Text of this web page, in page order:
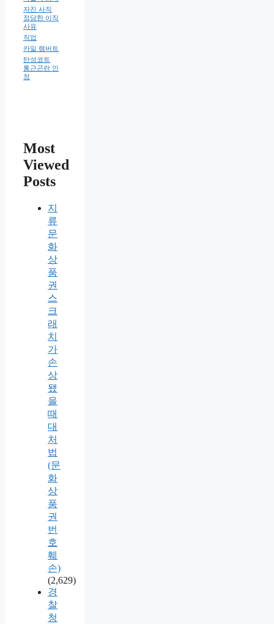
자진 사직
정당한 이직
사유
직업
카일 램버트
탄성코트
통근곤란 인
정
Most
Viewed
Posts
지
류
문
화
상
품
권
스
크
래
치
가
손
상
됐
을
때
대
처
법
(문
화
상
품
권
번
호
훼
손)
(2,629)
경
찰
청